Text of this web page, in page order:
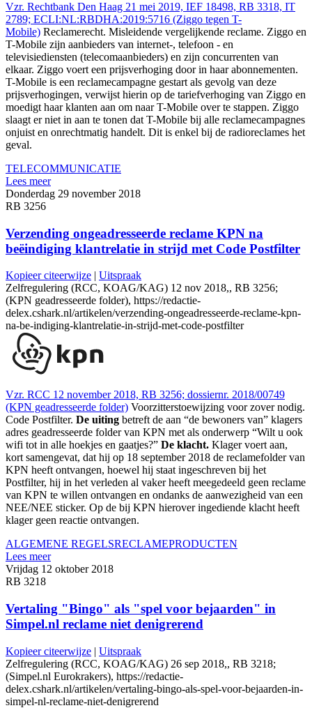
Vzr. Rechtbank Den Haag 21 mei 2019, IEF 18498, RB 3318, IT
2789; ECLI:NL:RBDHA:2019:5716 (Ziggo tegen T-
Mobile) Reclamerecht. Misleidende vergelijkende reclame. Ziggo en
T-Mobile zijn aanbieders van internet-, telefoon - en
televisiediensten (telecomaanbieders) en zijn concurrenten van
elkaar. Ziggo voert een prijsverhoging door in haar abonnementen.
T-Mobile is een reclamecampagne gestart als gevolg van deze
prijsverhogingen, verwijst hierin op de tariefverhoging van Ziggo en
moedigt haar klanten aan om naar T-Mobile over te stappen. Ziggo
slaagt er niet in aan te tonen dat T-Mobile bij alle reclamecampagnes
onjuist en onrechtmatig handelt. Dit is enkel bij de radioreclames het
geval.
TELECOMMUNICATIE
Lees meer
Donderdag 29 november 2018
RB 3256
Verzending ongeadresseerde reclame KPN na
beëindiging klantrelatie in strijd met Code Postfilter
Kopieer citeerwijze | Uitspraak
Zelfregulering (RCC, KOAG/KAG) 12 nov 2018,, RB 3256;
(KPN geadresseerde folder), https://redactie-
delex.cshark.nl/artikelen/verzending-ongeadresseerde-reclame-kpn-
na-be-indiging-klantrelatie-in-strijd-met-code-postfilter
Vzr. RCC 12 november 2018, RB 3256; dossiernr. 2018/00749
(KPN geadresseerde folder) Voorzitterstoewijzing voor zover nodig.
Code Postfilter. De uiting betreft de aan “de bewoners van” klagers
adres geadresseerde folder van KPN met als onderwerp “Wilt u ook
wifi tot in alle hoekjes en gaatjes?” De klacht. Klager voert aan,
kort samengevat, dat hij op 18 september 2018 de reclamefolder van
KPN heeft ontvangen, hoewel hij staat ingeschreven bij het
Postfilter, hij in het verleden al vaker heeft meegedeeld geen reclame
van KPN te willen ontvangen en ondanks de aanwezigheid van een
NEE/NEE sticker. Op de bij KPN hierover ingediende klacht heeft
klager geen reactie ontvangen.
ALGEMENE REGELSRECLAMEPRODUCTEN
Lees meer
Vrijdag 12 oktober 2018
RB 3218
Vertaling "Bingo" als "spel voor bejaarden" in
Simpel.nl reclame niet denigrerend
Kopieer citeerwijze | Uitspraak
Zelfregulering (RCC, KOAG/KAG) 26 sep 2018,, RB 3218;
(Simpel.nl Eurokrakers), https://redactie-
delex.cshark.nl/artikelen/vertaling-bingo-als-spel-voor-bejaarden-in-
simpel-nl-reclame-niet-denigrerend